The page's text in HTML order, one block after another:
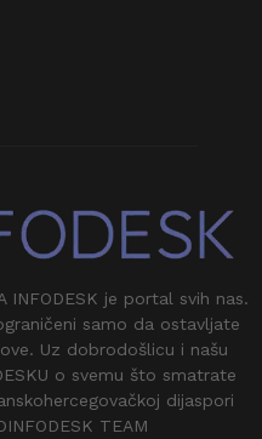
INFODESK je portal svih nas.
samo da ostavljate
Uz dobrodošlicu i našu
o svemu što smatrate
dijaspori
TEAM